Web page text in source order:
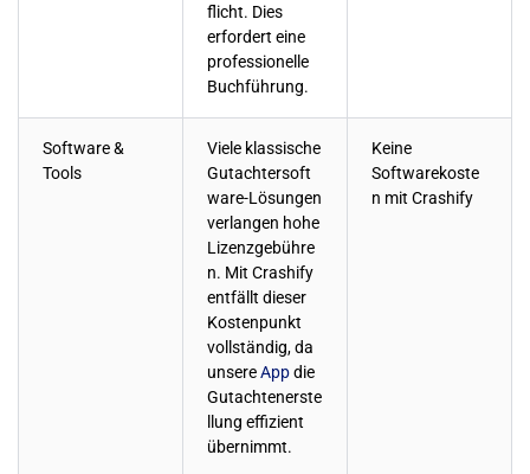
flicht. Dies
erfordert eine
professionelle
Buchführung.
Software &
Tools
Viele klassische
Gutachtersoft
ware-Lösungen
verlangen hohe
Lizenzgebühre
n. Mit Crashify
entfällt dieser
Kostenpunkt
vollständig, da
unsereAppdie
Gutachtenerste
llung effizient
übernimmt.
Keine
Softwarekoste
n mit Crashify